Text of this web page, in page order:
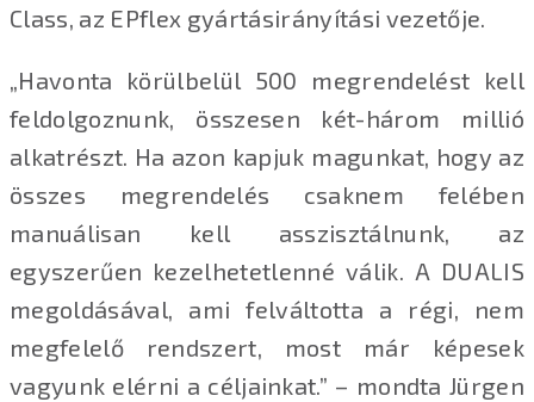
Class, az EPflex gyártásirányítási vezetője.
„Havonta körülbelül 500 megrendelést kell
feldolgoznunk, összesen két-három millió
alkatrészt. Ha azon kapjuk magunkat, hogy az
összes megrendelés csaknem felében
manuálisan kell asszisztálnunk, az
egyszerűen kezelhetetlenné válik. A DUALIS
megoldásával, ami felváltotta a régi, nem
megfelelő rendszert, most már képesek
vagyunk elérni a céljainkat.” – mondta Jürgen